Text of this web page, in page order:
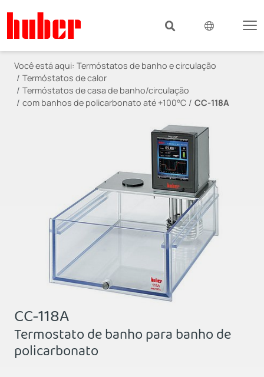
Você está aqui: Termóstatos de banho e circulação
Termóstatos de calor
Termóstatos de casa de banho/circulação
com banhos de policarbonato até +100°C
CC-118A
CC-118A
Termostato de banho para banho de
policarbonato